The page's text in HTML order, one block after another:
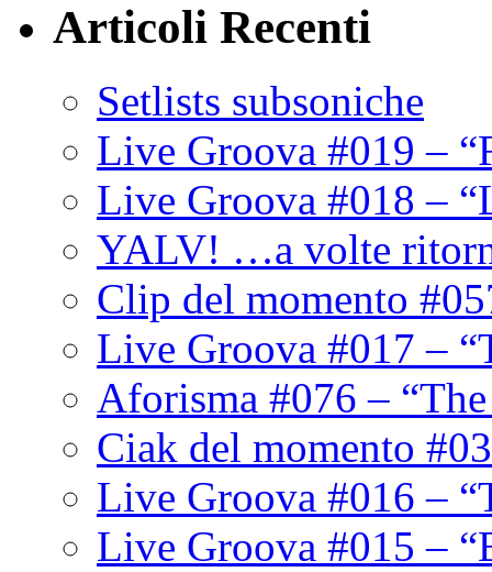
Articoli Recenti
Setlists subsoniche
Live Groova #019 –
Live Groova #018 –
YALV! …a volte
Clip del momento
Live Groova #017 –
Aforisma #076 –
Ciak del momento
Live Groova #016 –
Live Groova #015 –